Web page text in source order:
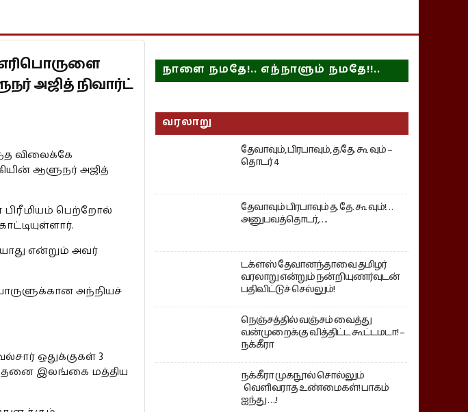
அஜித் நிவார்ட்
விலைக்கே
ஆளுநர் அஜித்
பிரீமியம் பெற்றோல்
என்றும் அவர்
அந்நியச்
ஒதுக்குகள் 3
இலங்கை மத்திய
நாளை நமதே!.. எந்நாளும் நமதே!!..
வரலாறு
தேவாவும், பிரபாவும், த.தே. கூ வும் –
தொடர் 4
தேவாவும் பிரபாவும் த. தே. கூ வும்!…
அனுபவத்தொடர்,….
டக்ளஸ் தேவானந்தாவை தமிழர்
வரலாறு என்றும் நன்றியுணர்வுடன்
பதிவிட்டுச் செல்லும்!
நெஞ்சத்தில் வஞ்சம் வைத்து
வன்முறைக்கு வித்திட்ட கூட்டமடா! –
நக்கீரா
நக்கீரா முகநூல் சொல்லும்
வெளிவராத உண்மைகள்! பாகம்
ஐந்து ….!